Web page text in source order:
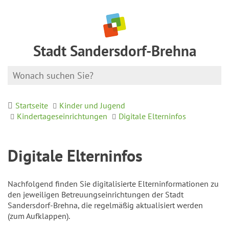
Stadt Sandersdorf-Brehna
Startseite
Kinder und Jugend
Kindertageseinrichtungen
Digitale Elterninfos
Digitale Elterninfos
Nachfolgend finden Sie digitalisierte Elterninformationen zu
den jeweiligen Betreuungseinrichtungen der Stadt
Sandersdorf-Brehna, die regelmäßig aktualisiert werden
(zum Aufklappen).